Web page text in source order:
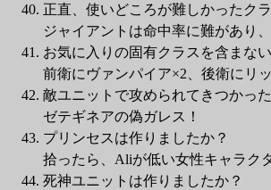
正直、使いどころが難しかったク
ジャイアントは命中率に難があり
お気に入りの固有クラスを含まな
前衛にヴァンパイア×2、後衛にリ
敵ユニットで攻められてきつかっ
ゼテギネアの偽ガレス！
プリンセスは作りましたか？
拾ったら、Aliが低い女性キャラク
死神ユニットは作りましたか？